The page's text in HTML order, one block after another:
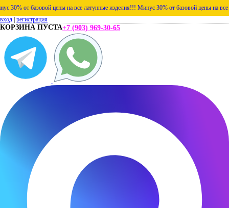
от базовой цены на все латунные изделия!!! Минус 30% от базовой цены на все
вход регистрация
КОРЗИНА ПУСТА+7 (903) 969-30-65